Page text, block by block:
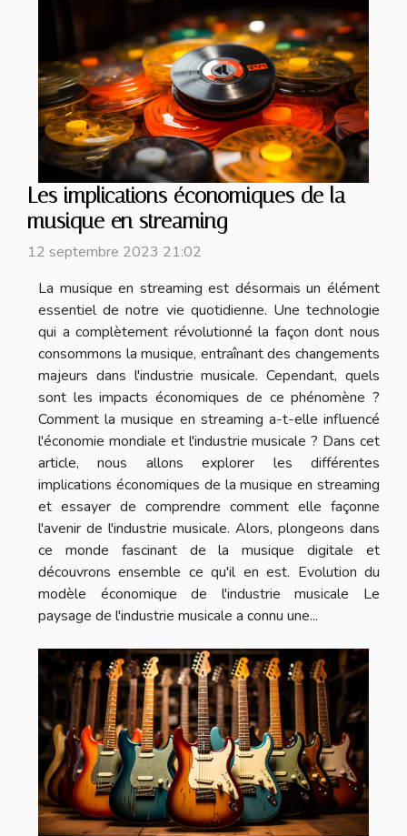
Les implications économiques de la
musique en streaming
12 septembre 2023 21:02
La musique en streaming est désormais un élément
essentiel de notre vie quotidienne. Une technologie
qui a complètement révolutionné la façon dont nous
consommons la musique, entraînant des changements
majeurs dans l'industrie musicale. Cependant, quels
sont les impacts économiques de ce phénomène ?
Comment la musique en streaming a-t-elle influencé
l'économie mondiale et l'industrie musicale ? Dans cet
article, nous allons explorer les différentes
implications économiques de la musique en streaming
et essayer de comprendre comment elle façonne
l'avenir de l'industrie musicale. Alors, plongeons dans
ce monde fascinant de la musique digitale et
découvrons ensemble ce qu'il en est. Evolution du
modèle économique de l'industrie musicale Le
paysage de l'industrie musicale a connu une...